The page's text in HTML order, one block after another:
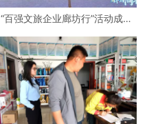
“百强文旅企业廊坊行”活动成功